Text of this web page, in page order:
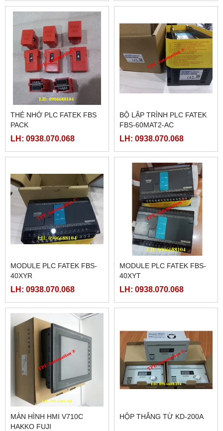
THẺ NHỚ PLC FATEK FBS
PACK
LH: 0938.070.068
BỘ LẬP TRÌNH PLC FATEK
FBS-60MAT2-AC
LH: 0938.070.068
MODULE PLC FATEK FBS-
40XYR
LH: 0938.070.068
MODULE PLC FATEK FBS-
40XYT
LH: 0938.070.068
MÀN HÌNH HMI V710C
HAKKO FUJI
HỘP THẮNG TỪ KD-200A